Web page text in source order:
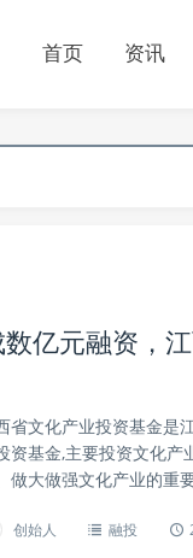
首页 资讯
数亿元融资，
省文化产业投资基金是
资基金,主要投资文化
做大做强文化产业的重
创始人 融投